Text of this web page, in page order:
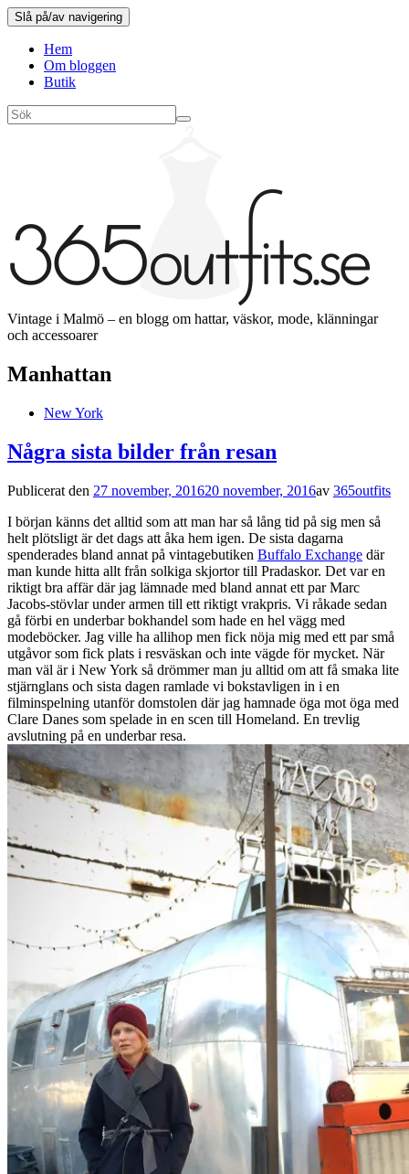
Slå på/av navigering
Hem
Om bloggen
Butik
Vintage i Malmö – en blogg om hattar, väskor, mode, klänningar
och accessoarer
Manhattan
New York
Några sista bilder från resan
Publicerat den 27 november, 201620 november, 2016av 365outfits
I början känns det alltid som att man har så lång tid på sig men så
helt plötsligt är det dags att åka hem igen. De sista dagarna
spenderades bland annat på vintagebutiken Buffalo Exchange där
man kunde hitta allt från solkiga skjortor till Pradaskor. Det var en
riktigt bra affär där jag lämnade med bland annat ett par Marc
Jacobs-stövlar under armen till ett riktigt vrakpris. Vi råkade sedan
gå förbi en underbar bokhandel som hade en hel vägg med
modeböcker. Jag ville ha allihop men fick nöja mig med ett par små
utgåvor som fick plats i resväskan och inte vägde för mycket. När
man väl är i New York så drömmer man ju alltid om att få smaka lite
stjärnglans och sista dagen ramlade vi bokstavligen in i en
filminspelning utanför domstolen där jag hamnade öga mot öga med
Clare Danes som spelade in en scen till Homeland. En trevlig
avslutning på en underbar resa.